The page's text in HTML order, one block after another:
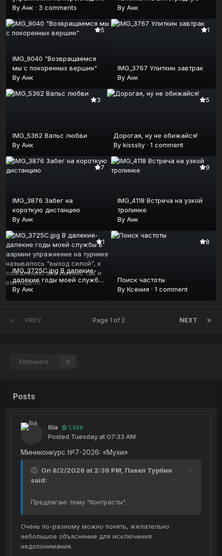
By Анк · 3 comments
By Анк
5
IMG_9040 "Возвращаемся
мы с покоренных вершин"
By Анк
1
IMG_3767 Улиткин завтрак
By Анк
3
IMG_5362 Вальс любви
By Анк
5
Дорогая, ну не обижайся!
Bykisssliy ·1 comment
7
IMG_3876 Забег на
короткую дистанцию
By Анк
9
IMG_4118 Встреча на узкой
тропинке
By Анк
1
IMG_3725C.jpg В далекие-
далекие годы моей службы
в аармии упражнение на
именно так и выглядело
By Анк
8
Поиск частоты
By Ксения · 1 comment
PREV NEXT
Page 1 of 2
Followers 0
Posts
Ilia 1,559
Posted Tuesday at 07:33 AM
Миниконкурс №7-2026: «Мухи»
On 8/2/2026 at 2:36 PM, Павел Турбин
said:
Предлагаю тему "Контрасты".
Очень по-разному можно понять, желательно
небольшое объяснение для исключения
недопонимания.